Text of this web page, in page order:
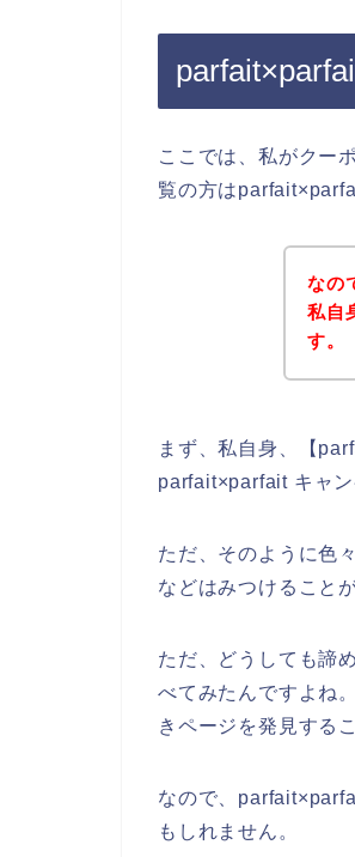
ここでは、私がクー
覧の方は
なの
私自
す。
まず、私自身、【
parfait×parfait キャン
ただ、そのように色
などはみつけること
ただ、どうしても諦
べてみたんですよね
きページを発見する
なので、
もしれません。